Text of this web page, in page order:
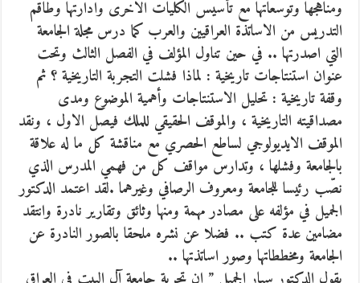
ومناهجها وتوسعاتها مع تأسيس الكليات الاخرى وادارتها وطاقم
التدريس من الاساتذة العراقيين والعرب كما درس مجلة الجامعة
التي اصدرتها .. في حين تناول المؤلف في الفصل الثالث وتحت
عنوان استنتاجات تاريخية : لماذا فشلت التجربة التاريخية ؟ ثم
وقفة تاريخية : تحليل الاستنتاجات وأهمية الموضوع ومدى
مصداقيته التاريخية ، والموقف الحقيقي للملك فيصل الاول ، ونقد
الموقف الايديولوجي لساطع الحصري مع مناقشة كل ما له علاقة
بالجامعة وفشلها ، وتدارس مواقف كل من فهمي المدرس الذي
نصّب رئيسا للجامعة ومعروف الرصافي وغيرهما .لقد اعتمد الدكتور
الجميل في مؤلفه على مصادر مهمة ومنها وثائق وتقارير نادرة وانتقد
مضامين عدة كتب .. فضلا عن نشره ملحقا بالصور النادرة عن
الجامعة ومخططاتها وصور اساتذتها ..